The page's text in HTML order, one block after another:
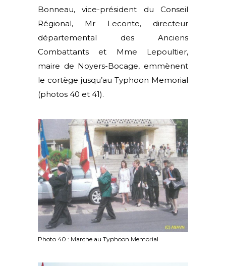
Bonneau, vice-président du Conseil
Régional, Mr Leconte, directeur
départemental des Anciens
Combattants et Mme Lepoultier,
maire de Noyers-Bocage, emmènent
le cortège jusqu’au Typhoon Memorial
(photos 40 et 41).
Photo 40 : Marche au Typhoon Memorial